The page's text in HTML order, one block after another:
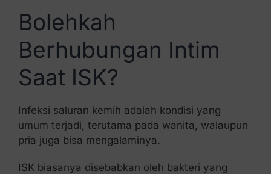
Bolehkah
Berhubungan Intim
Saat ISK?
Infeksi saluran kemih adalah kondisi yang
umum terjadi, terutama pada wanita, walaupun
pria juga bisa mengalaminya.
ISK biasanya disebabkan oleh bakteri yang